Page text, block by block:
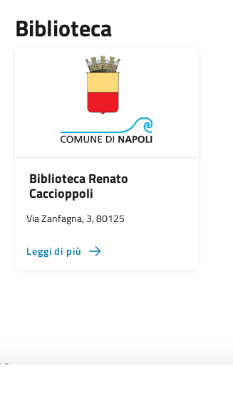
Biblioteca
Biblioteca Renato
Caccioppoli
Via Zanfagna, 3, 80125
Leggi di più